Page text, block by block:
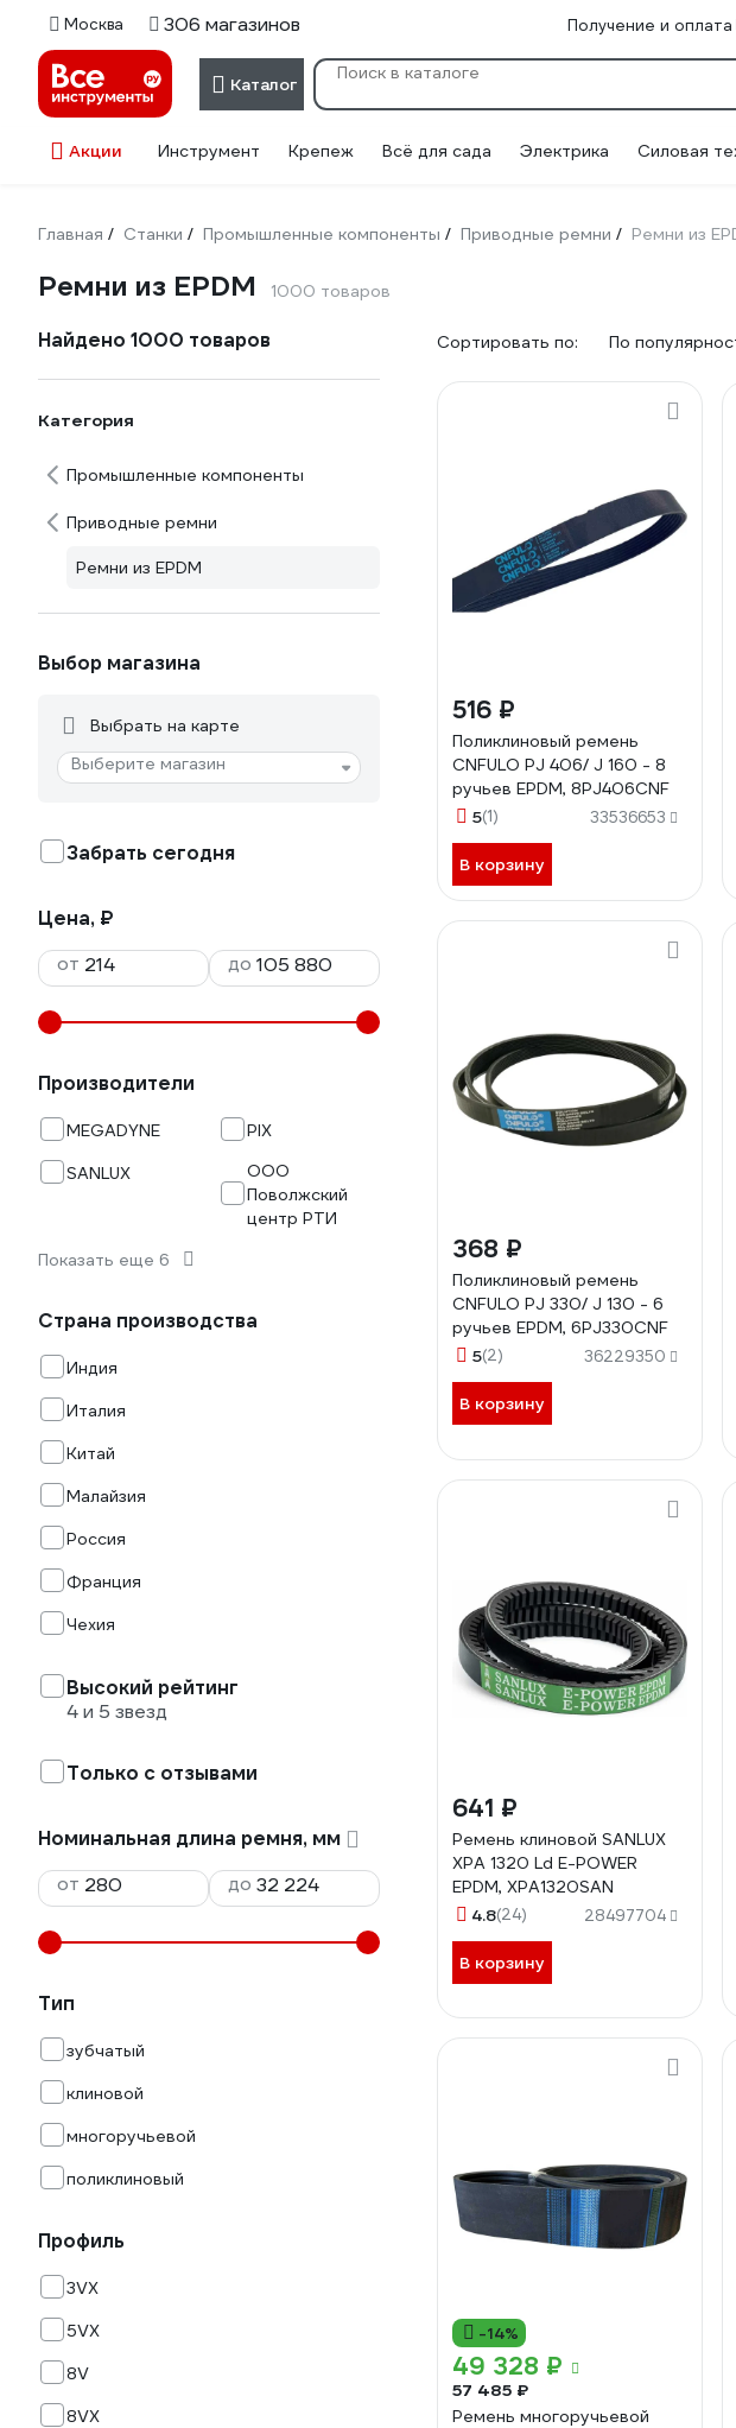
Москва 306 магазинов Получение и оплата
Каталог
Акции Инструмент Крепеж Всё для сада Электрика Силовая
Главная / Станки / Промышленные компоненты / Приводные ремни / Ремни из
Ремни из EPDM 1000 товаров
Найдено 1000 товаров
Категория
Промышленные компоненты
Приводные ремни
Ремни из EPDM
Выбор магазина
Выбрать на карте
Выберите магазин
Забрать сегодня
Цена, ₽
от
до
Производители
MEGADYNE
PIX
SANLUX
ООО
Поволжский
центр РТИ
Показать еще 6
Страна производства
Индия
Италия
Китай
Малайзия
Россия
Франция
Чехия
Высокий рейтинг
4 и 5 звезд
Только с отзывами
Номинальная длина ремня, мм
от
до
Тип
зубчатый
клиновой
многоручьевой
поликлиновый
Профиль
3VX
5VX
8V
8VX
Сортировать по: По
516 ₽
Поликлиновый ремень
CNFULO PJ 406/ J 160 - 8
ручьев EPDM, 8PJ406CNF
5(1) 33536653
В корзину
368 ₽
Поликлиновый ремень
CNFULO PJ 330/ J 130 - 6
ручьев EPDM, 6PJ330CNF
5(2) 36229350
В корзину
641 ₽
Ремень клиновой SANLUX
XPA 1320 Ld E-POWER
EPDM, XPA1320SAN
4.8(24) 28497704
В корзину
-14%
49 328 ₽
57 485 ₽
Ремень многоручьевой